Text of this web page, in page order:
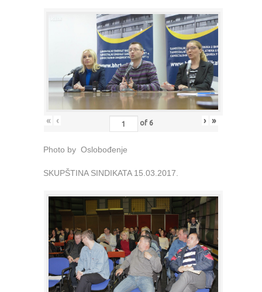
« ‹ of 6 › »
Photo by Oslobođenje
SKUPŠTINA SINDIKATA 15.03.2017.